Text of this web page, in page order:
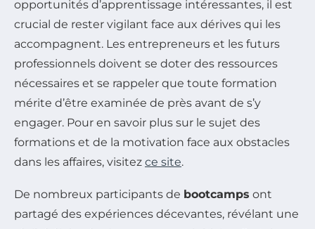
opportunités d’apprentissage intéressantes, il est
crucial de rester vigilant face aux dérives qui les
accompagnent. Les entrepreneurs et les futurs
professionnels doivent se doter des ressources
nécessaires et se rappeler que toute formation
mérite d’être examinée de près avant de s’y
engager. Pour en savoir plus sur le sujet des
formations et de la motivation face aux obstacles
dans les affaires, visitez ce site.
De nombreux participants de bootcamps ont
partagé des expériences décevantes, révélant une